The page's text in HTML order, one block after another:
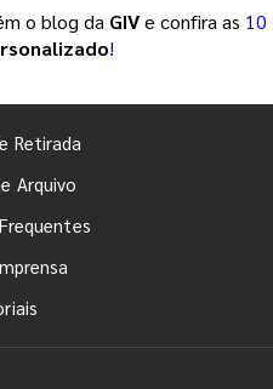
o blog da GIVe confira as 10
!
Retirada
Arquivo